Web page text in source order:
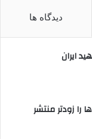
دیدگاه ها
ایران
را زودتر منتشر